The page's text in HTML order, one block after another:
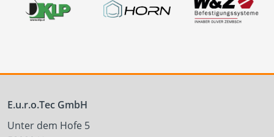
E.u.r.o.Tec GmbH
Unter dem Hofe 5